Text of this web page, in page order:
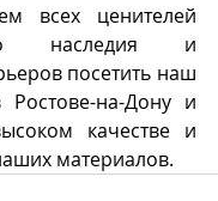
всех ценителей
наследия и
посетить наш
на-Дону и
качестве и
материалов.